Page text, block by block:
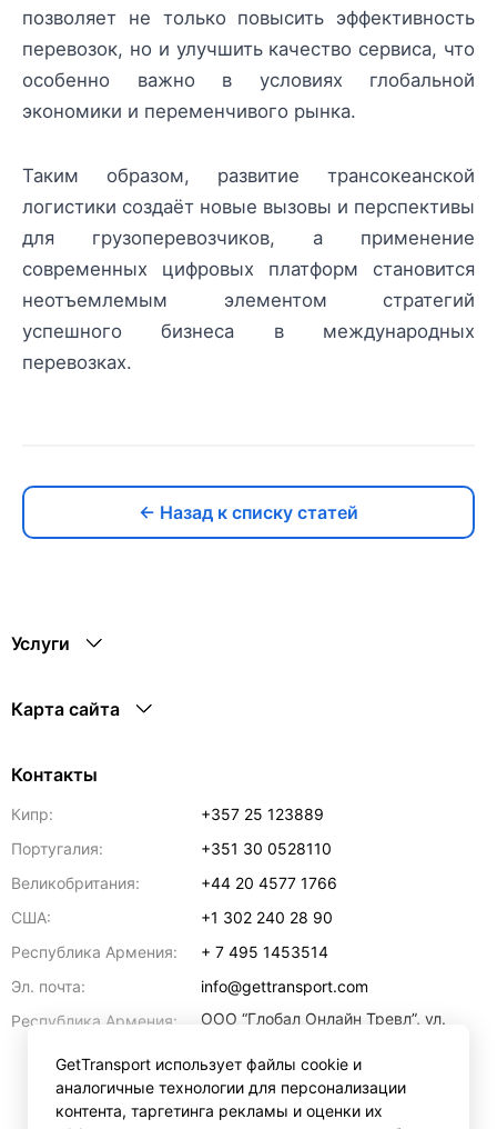
позволяет не только повысить эффективность
перевозок, но и улучшить качество сервиса, что
особенно важно в условиях глобальной
экономики и переменчивого рынка.
Таким образом, развитие трансокеанской
логистики создаёт новые вызовы и перспективы
для грузоперевозчиков, а применение
современных цифровых платформ становится
неотъемлемым элементом стратегий
успешного бизнеса в международных
перевозках.
← Назад к списку статей
Услуги
Карта сайта
Контакты
Кипр:
+357 25 123889
Португалия:
+351 30 0528110
Великобритания:
+44 20 4577 1766
США:
+1 302 240 28 90
Республика Армения:
+ 7 495 1453514
Эл. почта:
info@gettransport.com
Республика Армения:
ООО “Глобал Онлайн Тревл”, ул.
регистрационный номер
271.110.1183229, РНН 00238516
Ереван 0070
GetTransport использует файлы cookie и
аналогичные технологии для персонализации
контента, таргетинга рекламы и оценки их